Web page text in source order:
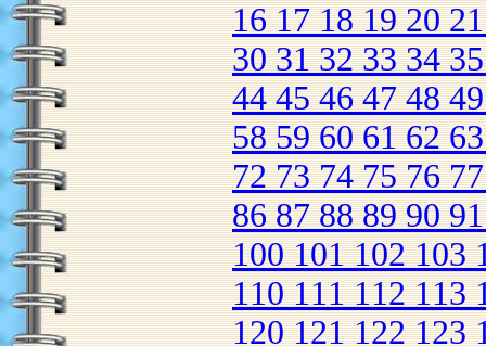
16 17 18 19 20
30 31 32 33 34
44 45 46 47 48
58 59 60 61 62
72 73 74 75 76
86 87 88 89 90
100 101 102 103
110 111 112 113
120 121 122 123